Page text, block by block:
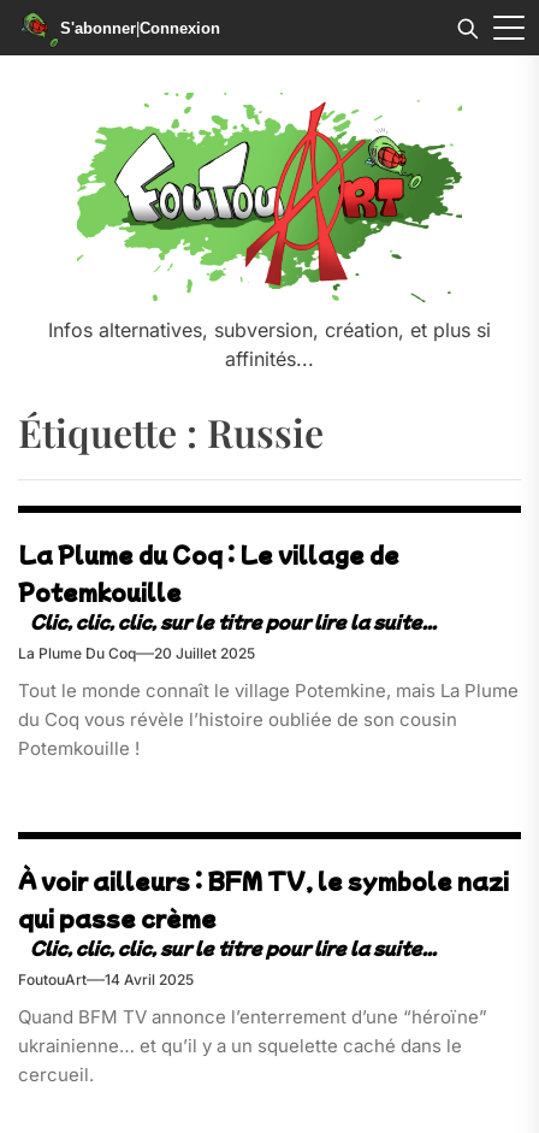
S'abonner|Connexion
Infos alternatives, subversion, création, et plus si
affinités...
Étiquette : Russie
La Plume du Coq : Le village de
Potemkouille
La Plume Du Coq 20 Juillet 2025
Tout le monde connaît le village Potemkine, mais La Plume
du Coq vous révèle l’histoire oubliée de son cousin
Potemkouille !
À voir ailleurs : BFM TV, le symbole nazi
qui passe crème
FoutouArt 14 Avril 2025
Quand BFM TV annonce l’enterrement d’une “héroïne”
ukrainienne… et qu’il y a un squelette caché dans le
cercueil.